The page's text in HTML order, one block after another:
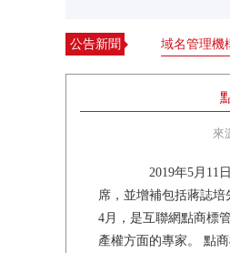
公告新聞 域名管理機
來
2019年5月11日
席，並增補包括蔣誌
4月，是互聯網點商標
產權方面的專家。 點